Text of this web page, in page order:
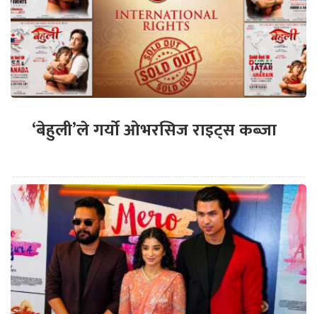
‘बेहुली’ले गर्यो ओभरसिज राइट्स कब्जा